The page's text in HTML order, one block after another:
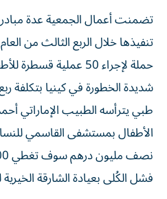
تضمنت أعمال الجمعية عدة
تنفيذها خلال الربع الثالث من
حملة لإجراء 50 عملية
شديدة الخطورة في كينيا بتكلفة
طبي يترأسه الطبيب الإماراتي
الأطفال بمستشفى القاسمي
فشل الكُلى بعيادة الشارقة